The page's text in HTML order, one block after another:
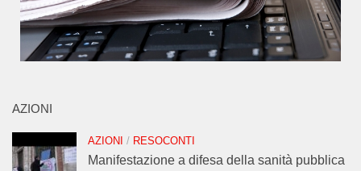
AZIONI
AZIONI / RESOCONTI
Manifestazione a difesa della sanità pubblica